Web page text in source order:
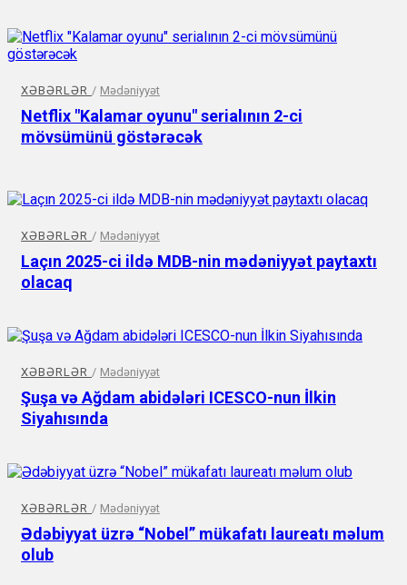
XƏBƏRLƏR / Mədəniyyət
Netflix "Kalamar oyunu" serialının 2-ci
mövsümünü göstərəcək
XƏBƏRLƏR / Mədəniyyət
Laçın 2025-ci ildə MDB-nin mədəniyyət paytaxtı
olacaq
XƏBƏRLƏR / Mədəniyyət
Şuşa və Ağdam abidələri ICESCO-nun İlkin
Siyahısında
XƏBƏRLƏR / Mədəniyyət
Ədəbiyyat üzrə “Nobel” mükafatı laureatı məlum
olub